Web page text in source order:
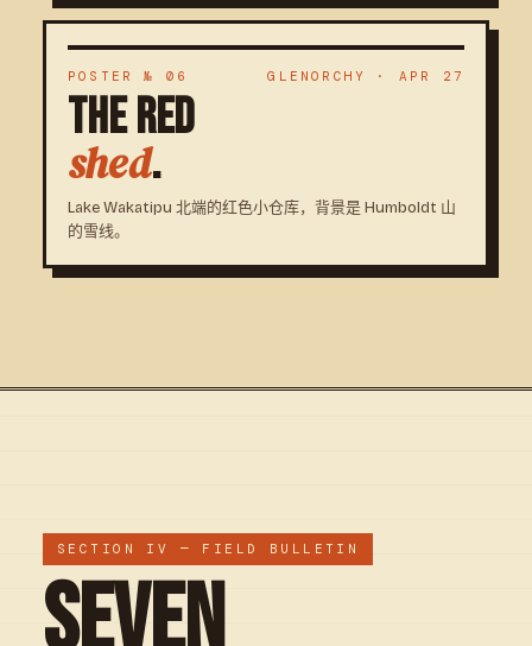
POSTER № 06 GLENORCHY · APR 27
THE RED
shed.
Lake Wakatipu 北端的红色小仓库，背景是 Humboldt 山
的雪线。
SECTION IV — FIELD BULLETIN
Seven